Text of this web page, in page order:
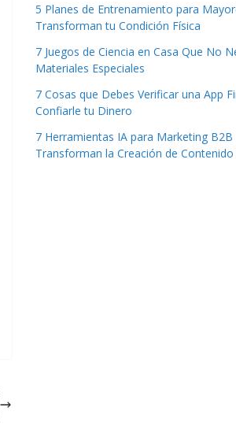
5 Planes de Entrenamiento para
Transforman tu Condición Física
7 Juegos de Ciencia en Casa Que No
Materiales Especiales
7 Cosas que Debes Verificar una App
Confiarle tu Dinero
7 Herramientas IA para Marketing B2B
Transforman la Creación de